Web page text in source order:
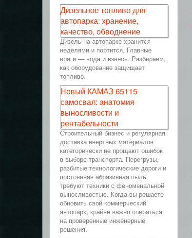
Дизельное топливо для
автопарка: хранение,
качество, обводнение
Дизель на автопарке хранится
неделями и портится. Главные
враги — вода и взвесь. Разбираем,
как оборудование защищает
топливо.
Новый КАМАЗ 65115
самосвал: анатомия
выносливости и
рентабельности
Строительный бизнес и регулярная
доставка инертных материалов
категорически не прощают ошибок
в выборе транспорта. Перегрузы,
разбитые технологические дороги и
постоянная абразивная пыль
требуют техники с феноменальной
выносливостью. Когда вы решаете
обновить свой коммерческий
автопарк, крайне важно опираться
на проверенные инженерные
решения.